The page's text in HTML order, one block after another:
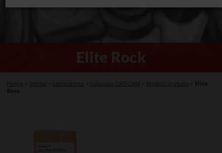
Elite Rock
Home Dental Laboratorio Soluzioni CAD/CAM Modelli in gesso
Elite
Rock